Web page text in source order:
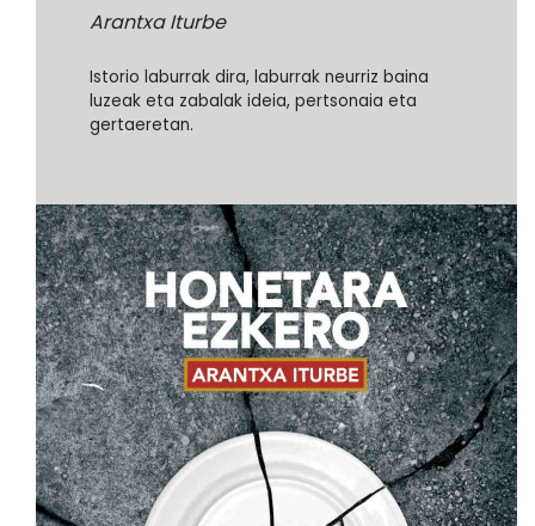
Arantxa Iturbe
Istorio laburrak dira, laburrak neurriz baina
luzeak eta zabalak ideia, pertsonaia eta
gertaeretan.